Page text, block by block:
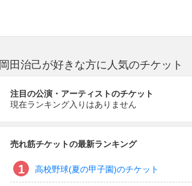
岡田治己が好きな方に人気のチケット
注目の公演・アーティストのチケット
現在ランキング入りはありません
売れ筋チケットの最新ランキング
高校野球(夏の甲子園)のチケット